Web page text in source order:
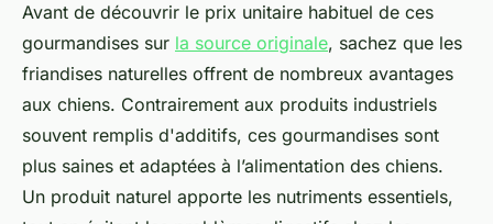
Avant de découvrir le prix unitaire habituel de ces
gourmandises sur la source originale, sachez que les
friandises naturelles offrent de nombreux avantages
aux chiens. Contrairement aux produits industriels
souvent remplis d'additifs, ces gourmandises sont
plus saines et adaptées à l’alimentation des chiens.
Un produit naturel apporte les nutriments essentiels,